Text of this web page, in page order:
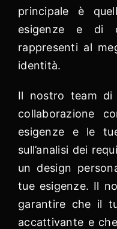
principale è
esigenze e di
rappresenti al
identità.
Il nostro team di
collaborazione
esigenze e le
sull’analisi dei
un design
tue esigenze. Il
garantire che il
accattivante e